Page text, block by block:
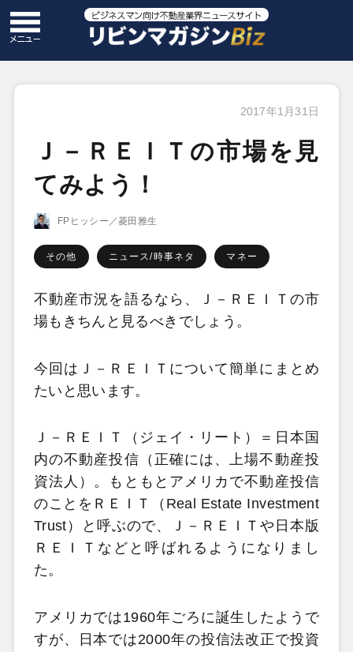
2017年1月31日
Ｊ－ＲＥＩＴの市場を見
てみよう！
FPヒッシー／菱田雅生
その他 ニュース/時事ネタ マネー
不動産市況を語るなら、Ｊ－ＲＥＩＴの市
場もきちんと見るべきでしょう。
今回はＪ－ＲＥＩＴについて簡単にまとめ
たいと思います。
Ｊ－ＲＥＩＴ（ジェイ・リート）＝日本国
内の不動産投信（正確には、上場不動産投
資法人）。もともとアメリカで不動産投信
のことをＲＥＩＴ（Real Estate Investment
Trust）と呼ぶので、Ｊ－ＲＥＩＴや日本版
ＲＥＩＴなどと呼ばれるようになりまし
た。
アメリカでは1960年ごろに誕生したようで
すが、日本では2000年の投信法改正で投資